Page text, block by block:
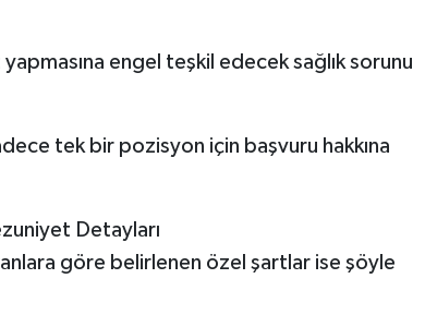
engel teşkil edecek sağlık sorunu
tek bir pozisyon için başvuru hakkına
Detayları
göre belirlenen özel şartlar ise şöyle